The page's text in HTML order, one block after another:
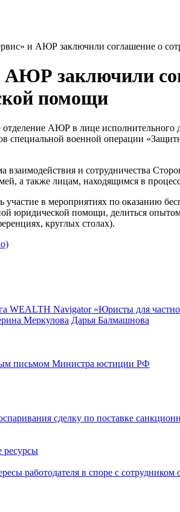
и АЮР заключили соглашение о
заключили
помощи
отделение АЮР в лице
специальной военной операции
взаимодействия и сотрудничества
а также лицам, находящимся в
участие в мероприятиях по оказанию
юридической помощи, делиться
круглых столах).
WEALTH Navigator «Юристы для
Меркулова Дарья Балмашнова
письмом Министра юстиции РФ
сделку по поставке
ресурсы
работодателя в споре с